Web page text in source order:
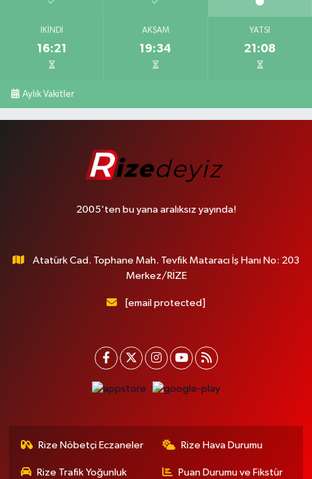
İKINDI
16:21
AKŞAM
19:34
YATSI
21:08
Aylık Vakitler
2005'ten bu yana aralıksız yayında!
Atatürk Cad. Tophane Mah. Tevfik Mataracı İş Hanı No: 203
Merkez/RİZE
[email protected]
Rize Nöbetçi Eczaneler Rize Hava Durumu
Rize Trafik Yoğunluk Puan Durumu ve Fikstür